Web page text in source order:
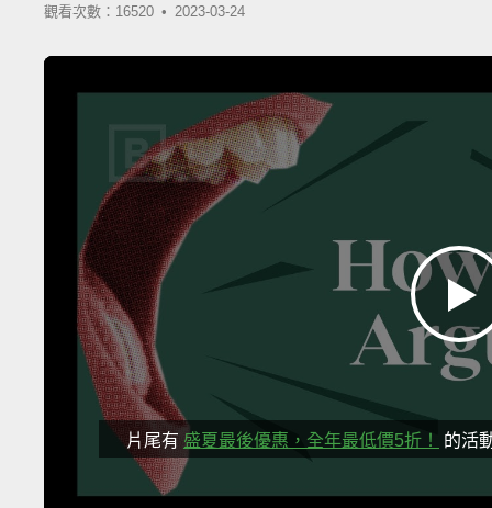
觀看次數：16520 • 2023-03-24
片尾有 盛夏最後優惠，全年最低價5折！ 的活